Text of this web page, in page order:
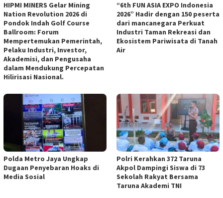
HIPMI MINERS Gelar Mining
Nation Revolution 2026 di
Pondok Indah Golf Course
Ballroom: Forum
Mempertemukan Pemerintah,
Pelaku Industri, Investor,
Akademisi, dan Pengusaha
dalam Mendukung Percepatan
Hilirisasi Nasional.
“6th FUN ASIA EXPO Indonesia
2026” Hadir dengan 150 peserta
dari mancanegara Perkuat
Industri Taman Rekreasi dan
Ekosistem Pariwisata di Tanah
Air
Polda Metro Jaya Ungkap
Dugaan Penyebaran Hoaks di
Media Sosial
Polri Kerahkan 372 Taruna
Akpol Dampingi Siswa di 73
Sekolah Rakyat Bersama
Taruna Akademi TNI